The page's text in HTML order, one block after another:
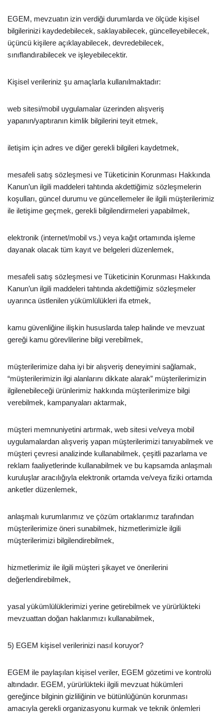
EGEM, mevzuatın izin verdiği durumlarda ve ölçüde kişisel
bilgilerinizi kaydedebilecek, saklayabilecek, güncelleyebilecek,
üçüncü kişilere açıklayabilecek, devredebilecek,
sınıflandırabilecek ve işleyebilecektir.
Kişisel verileriniz şu amaçlarla kullanılmaktadır:
web sitesi/mobil uygulamalar üzerinden alışveriş
yapanın/yaptıranın kimlik bilgilerini teyit etmek,
iletişim için adres ve diğer gerekli bilgileri kaydetmek,
mesafeli satış sözleşmesi ve Tüketicinin Korunması Hakkında
Kanun’un ilgili maddeleri tahtında akdettiğimiz sözleşmelerin
koşulları, güncel durumu ve güncellemeler ile ilgili müşterilerimiz
ile iletişime geçmek, gerekli bilgilendirmeleri yapabilmek,
elektronik (internet/mobil vs.) veya kağıt ortamında işleme
dayanak olacak tüm kayıt ve belgeleri düzenlemek,
mesafeli satış sözleşmesi ve Tüketicinin Korunması Hakkında
Kanun’un ilgili maddeleri tahtında akdettiğimiz sözleşmeler
uyarınca üstlenilen yükümlülükleri ifa etmek,
kamu güvenliğine ilişkin hususlarda talep halinde ve mevzuat
gereği kamu görevlilerine bilgi verebilmek,
müşterilerimize daha iyi bir alışveriş deneyimini sağlamak,
“müşterilerimizin ilgi alanlarını dikkate alarak” müşterilerimizin
ilgilenebileceği ürünlerimiz hakkında müşterilerimize bilgi
verebilmek, kampanyaları aktarmak,
müşteri memnuniyetini artırmak, web sitesi ve/veya mobil
uygulamalardan alışveriş yapan müşterilerimizi tanıyabilmek ve
müşteri çevresi analizinde kullanabilmek, çeşitli pazarlama ve
reklam faaliyetlerinde kullanabilmek ve bu kapsamda anlaşmalı
kuruluşlar aracılığıyla elektronik ortamda ve/veya fiziki ortamda
anketler düzenlemek,
anlaşmalı kurumlarımız ve çözüm ortaklarımız tarafından
müşterilerimize öneri sunabilmek, hizmetlerimizle ilgili
müşterilerimizi bilgilendirebilmek,
hizmetlerimiz ile ilgili müşteri şikayet ve önerilerini
değerlendirebilmek,
yasal yükümlülüklerimizi yerine getirebilmek ve yürürlükteki
mevzuattan doğan haklarımızı kullanabilmek,
5) EGEM kişisel verilerinizi nasıl koruyor?
EGEM ile paylaşılan kişisel veriler, EGEM gözetimi ve kontrolü
altındadır. EGEM, yürürlükteki ilgili mevzuat hükümleri
gereğince bilginin gizliliğinin ve bütünlüğünün korunması
amacıyla gerekli organizasyonu kurmak ve teknik önlemleri